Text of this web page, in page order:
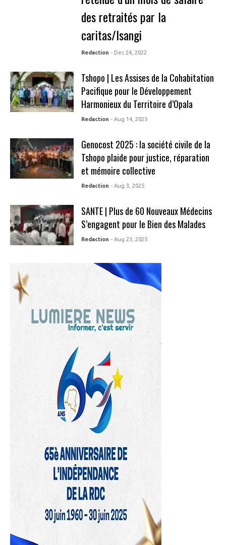
des retraités par la
caritas/Isangi
Redaction - Dec 24, 2022
Tshopo | Les Assises de la Cohabitation
Pacifique pour le Développement
Harmonieux du Territoire d’Opala
Redaction - Aug 14, 2025
Genocost 2025 : la société civile de la
Tshopo plaide pour justice, réparation
et mémoire collective
Redaction - Aug 3, 2025
SANTE | Plus de 60 Nouveaux Médecins
S’engagent pour le Bien des Malades
Redaction - Aug 23, 2025